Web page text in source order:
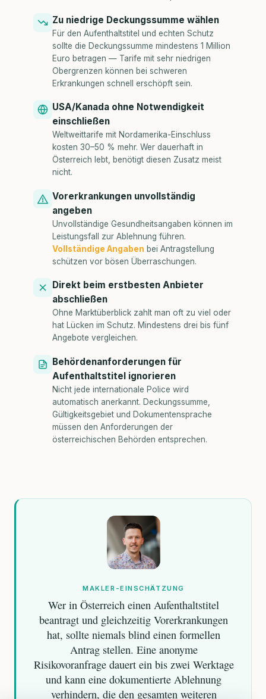
Zu niedrige Deckungssumme wählen
Für den Aufenthaltstitel und echten Schutz
sollte die Deckungssumme mindestens 1 Million
Euro betragen — Tarife mit sehr niedrigen
Obergrenzen können bei schweren
Erkrankungen schnell erschöpft sein.
USA/Kanada ohne Notwendigkeit
einschließen
Weltweittarife mit Nordamerika-Einschluss
kosten 30–50 % mehr. Wer dauerhaft in
Österreich lebt, benötigt diesen Zusatz meist
nicht.
Vorerkrankungen unvollständig
angeben
Unvollständige Gesundheitsangaben können im
Leistungsfall zur Ablehnung führen.
Vollständige Angaben bei Antragstellung
schützen vor bösen Überraschungen.
Direkt beim erstbesten Anbieter
abschließen
Ohne Marktüberblick zahlt man oft zu viel oder
hat Lücken im Schutz. Mindestens drei bis fünf
Angebote vergleichen.
Behördenanforderungen für
Aufenthaltstitel ignorieren
Nicht jede internationale Police wird
automatisch anerkannt. Deckungssumme,
Gültigkeitsgebiet und Dokumentensprache
müssen den Anforderungen der
österreichischen Behörden entsprechen.
MAKLER-EINSCHÄTZUNG
Wer in Österreich einen Aufenthaltstitel
beantragt und gleichzeitig Vorerkrankungen
hat, sollte niemals blind einen formellen
Antrag stellen. Eine anonyme
Risikovoranfrage dauert ein bis zwei Werktage
und kann eine dokumentierte Ablehnung
verhindern, die den gesamten weiteren